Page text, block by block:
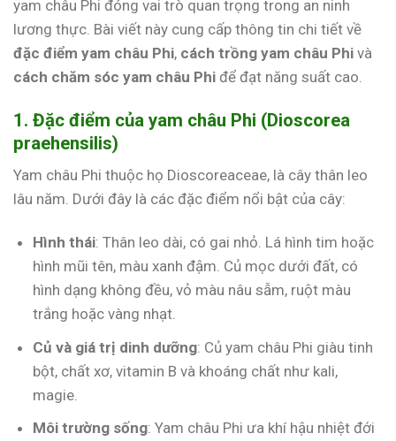
yam châu Phi đóng vai trò quan trọng trong an ninh
lương thực. Bài viết này cung cấp thông tin chi tiết về
đặc điểm yam châu Phi, cách trồng yam châu Phi và
cách chăm sóc yam châu Phi để đạt năng suất cao.
1. Đặc điểm của yam châu Phi (Dioscorea
praehensilis)
Yam châu Phi thuộc họ Dioscoreaceae, là cây thân leo
lâu năm. Dưới đây là các đặc điểm nổi bật của cây:
Hình thái: Thân leo dài, có gai nhỏ. Lá hình tim hoặc
hình mũi tên, màu xanh đậm. Củ mọc dưới đất, có
hình dạng không đều, vỏ màu nâu sẫm, ruột màu
trắng hoặc vàng nhạt.
Củ và giá trị dinh dưỡng: Củ yam châu Phi giàu tinh
bột, chất xơ, vitamin B và khoáng chất như kali,
magie.
Môi trường sống: Yam châu Phi ưa khí hậu nhiệt đới